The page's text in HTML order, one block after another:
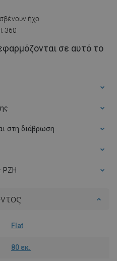
ήχο
360
σε αυτό το
στη διάβρωση
PZH
Flat
80 εκ.